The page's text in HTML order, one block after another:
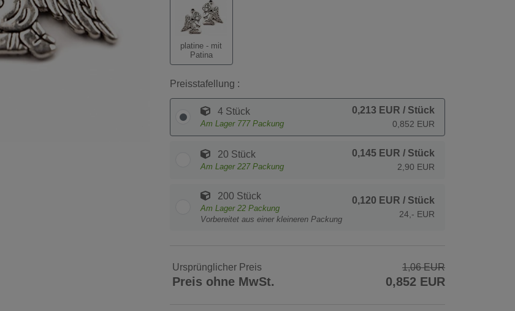
platine - mit
Patina
Preisstafellung :
4 Stück
Am Lager 777 Packung
0,213 EUR / Stück
0,852 EUR
20 Stück
Am Lager 227 Packung
0,145 EUR / Stück
2,90 EUR
200 Stück
Am Lager 22 Packung
Vorbereitet aus einer kleineren Packung
0,120 EUR / Stück
24,- EUR
Ursprünglicher Preis 1,06 EUR
Preis ohne MwSt. 0,852 EUR